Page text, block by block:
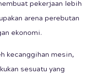
pekerjaan lebih
arena perebutan
ekonomi.
kecanggihan mesin,
sesuatu yang